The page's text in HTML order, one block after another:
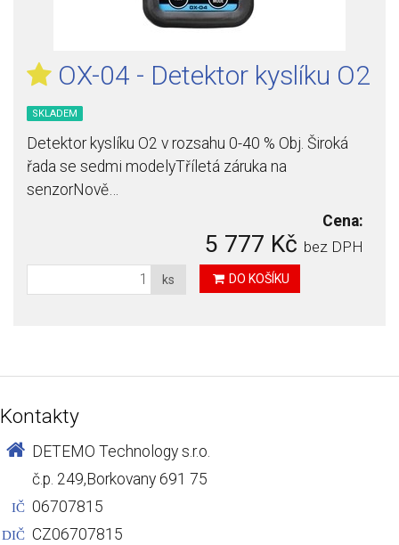
OX-04 - Detektor kyslíku O2
SKLADEM
Detektor kyslíku O2 v rozsahu 0-40 % Obj. Široká
řada se sedmi modelyTříletá záruka na
senzorNově…
Cena:
5 777 Kč bez DPH
ks DO KOŠÍKU
Kontakty
DETEMO Technology s.r.o.
č.p. 249,Borkovany 691 75
IČ 06707815
DIČ CZ06707815